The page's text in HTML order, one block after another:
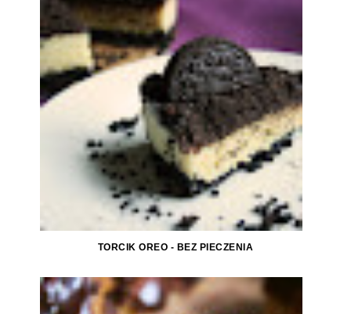
TORCIK OREO - BEZ PIECZENIA